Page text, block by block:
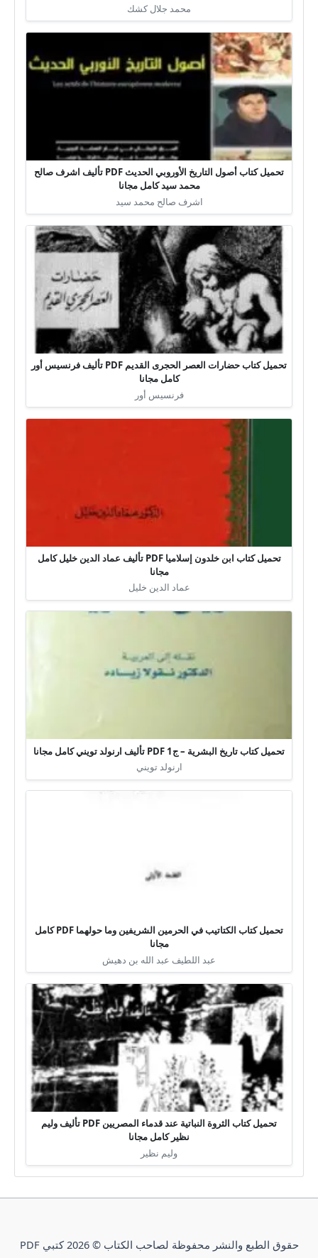
محمد جلال كشك
تحميل كتاب أصول التاريخ الأوروبي الحديث PDF تأليف اشرف صالح
محمد سيد كامل مجانا
اشرف صالح محمد سيد
تحميل كتاب حضارات العصر الحجرى القديم PDF تأليف فرنسيس أور
كامل مجانا
فرنسيس أور
تحميل كتاب ابن خلدون إسلاميا PDF تأليف عماد الدين خليل كامل
مجانا
عماد الدين خليل
تحميل كتاب تاريخ البشرية – ج1 PDF تأليف ارنولد تويني كامل مجانا
ارنولد تويني
تحميل كتاب الكتاتيب في الحرمين الشريفين وما حولهما PDF كامل
مجانا
عبد اللطيف عبد الله بن دهيش
تحميل كتاب الثروة النباتية عند قدماء المصريين PDF تأليف وليم
نظير كامل مجانا
وليم نظير
حقوق الطبع والنشر محفوظة لصاحب الكتاب © 2026 كتبي PDF